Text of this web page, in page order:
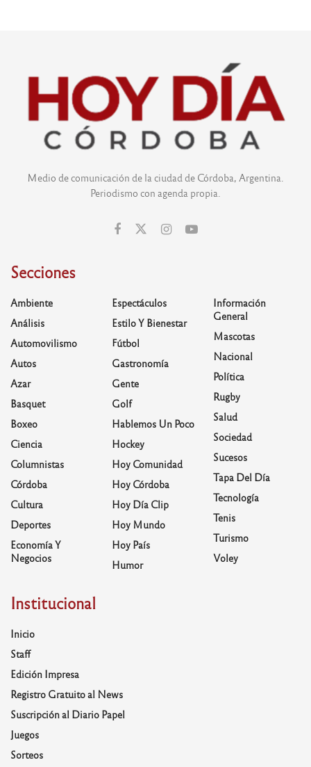
Medio de comunicación de la ciudad de Córdoba, Argentina.
Periodismo con agenda propia.
Secciones
Ambiente
Análisis
Automovilismo
Autos
Azar
Basquet
Boxeo
Ciencia
Columnistas
Córdoba
Cultura
Deportes
Economía Y
Negocios
Espectáculos
Estilo Y Bienestar
Fútbol
Gastronomía
Gente
Golf
Hablemos Un Poco
Hockey
Hoy Comunidad
Hoy Córdoba
Hoy Día Clip
Hoy Mundo
Hoy País
Humor
Información
General
Mascotas
Nacional
Política
Rugby
Salud
Sociedad
Sucesos
Tapa Del Día
Tecnología
Tenis
Turismo
Voley
Institucional
Inicio
Staff
Edición Impresa
Registro Gratuito al News
Suscripción al Diario Papel
Juegos
Sorteos